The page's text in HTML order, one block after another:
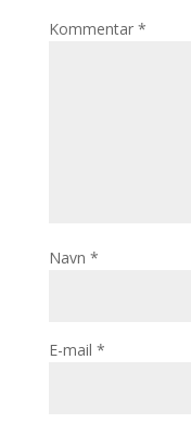
Kommentar *
Navn *
E-mail *